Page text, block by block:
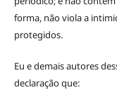
forma, não viola a
protegidos.
Eu e demais autores
declaração que: